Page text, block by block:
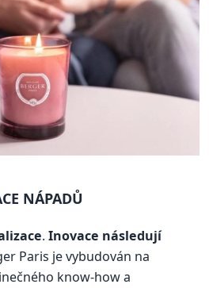
NÁPADŮ
. Inovace následují
Paris je vybudován na
know-how a